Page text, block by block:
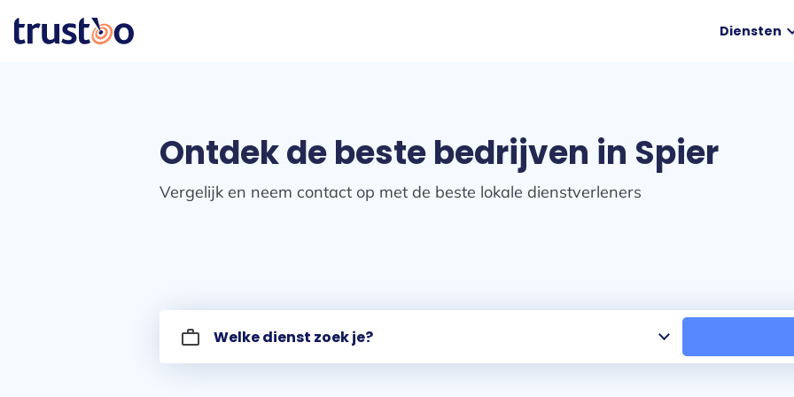
Diensten
Ontdek de beste bedrijven in Spier
Vergelijk en neem contact op met de beste lokale dienstverleners
work_outline